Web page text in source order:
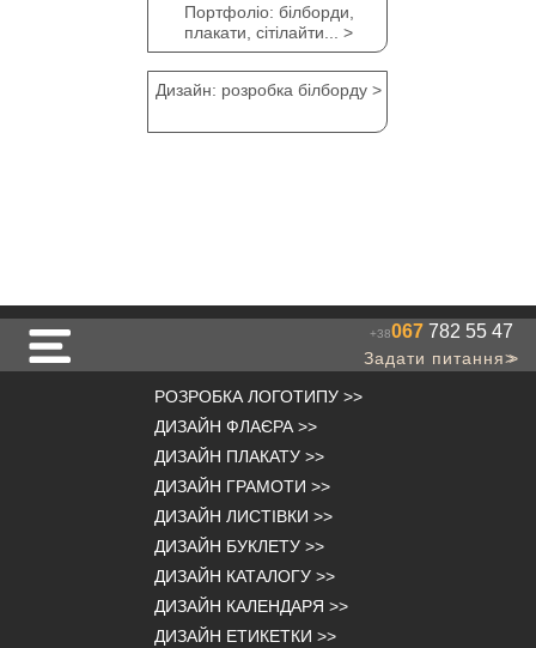
Портфоліо: білборди,
плакати, сітілайти... >
Дизайн: розробка білборду >
РОЗРОБКА ЛОГОТИПУ >>
ДИЗАЙН ФЛАЄРА >>
ДИЗАЙН ПЛАКАТУ >>
ДИЗАЙН ГРАМОТИ >>
ДИЗАЙН ЛИСТІВКИ >>
ДИЗАЙН БУКЛЕТУ >>
ДИЗАЙН КАТАЛОГУ >>
ДИЗАЙН КАЛЕНДАРЯ >>
ДИЗАЙН ЕТИКЕТКИ >>
+38067 782 55 47
Задати питання>>